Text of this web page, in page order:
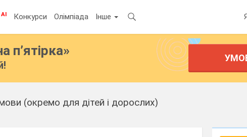
AI Конкурси Олімпіада Інше
п’ятірка»
(окремо для дітей і дорослих)